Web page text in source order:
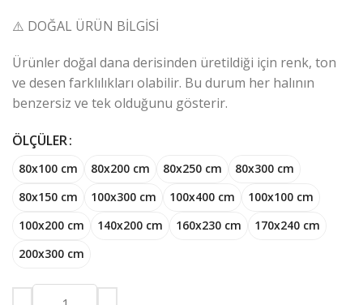
⚠️ DOĞAL ÜRÜN BİLGİSİ
Ürünler doğal dana derisinden üretildiği için renk, ton
ve desen farklılıkları olabilir. Bu durum her halının
benzersiz ve tek olduğunu gösterir.
ÖLÇÜLER
80x100 cm 80x200 cm 80x250 cm
80x300 cm
80x150 cm
100x300 cm 100x400 cm
100x100 cm
100x200 cm
140x200 cm 160x230 cm
170x240 cm
200x300 cm